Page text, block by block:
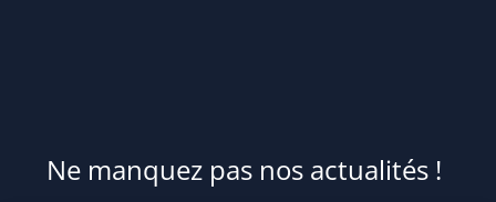
Ne manquez pas nos actualités !